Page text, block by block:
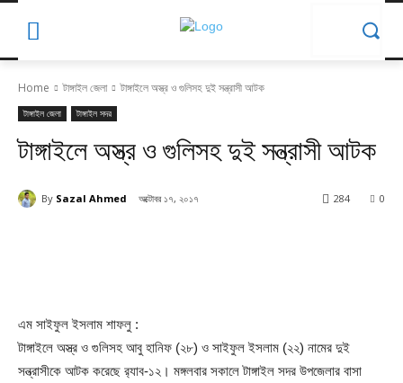
Home টাঙ্গাইল জেলা টাঙ্গাইলে অস্ত্র ও গুলিসহ দুই সন্ত্রাসী আটক
টাঙ্গাইল জেলা টাঙ্গাইল সদর
টাঙ্গাইলে অস্ত্র ও গুলিসহ দুই সন্ত্রাসী আটক
By Sazal Ahmed অক্টোবর ১৭, ২০১৭ 0
284
এম সাইফুল ইসলাম শাফলু :
টাঙ্গাইলে অস্ত্র ও গুলিসহ আবু হানিফ (২৮) ও সাইফুল ইসলাম (২২) নামের দুই
সন্ত্রাসীকে আটক করেছে র‌্যাব-১২। মঙ্গলবার সকালে টাঙ্গাইল সদর উপজেলার বাসা